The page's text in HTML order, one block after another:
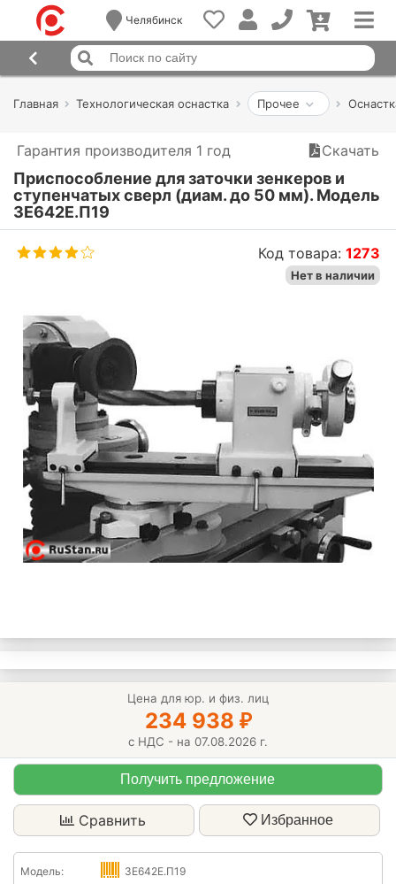
Челябинск
Главная Технологическая оснастка Прочее
Гарантия производителя 1 год Скачать
Приспособление для заточки зенкеров и
ступенчатых сверл (диам. до 50 мм). Модель
3Е642Е.П19
Код товара:1273
Нет в наличии
Цена для юр. и физ. лиц
234 938 ₽
с НДС - на 07.08.2026 г.
Получить предложение
Сравнить Избранное
Модель:
3Е642Е.П19